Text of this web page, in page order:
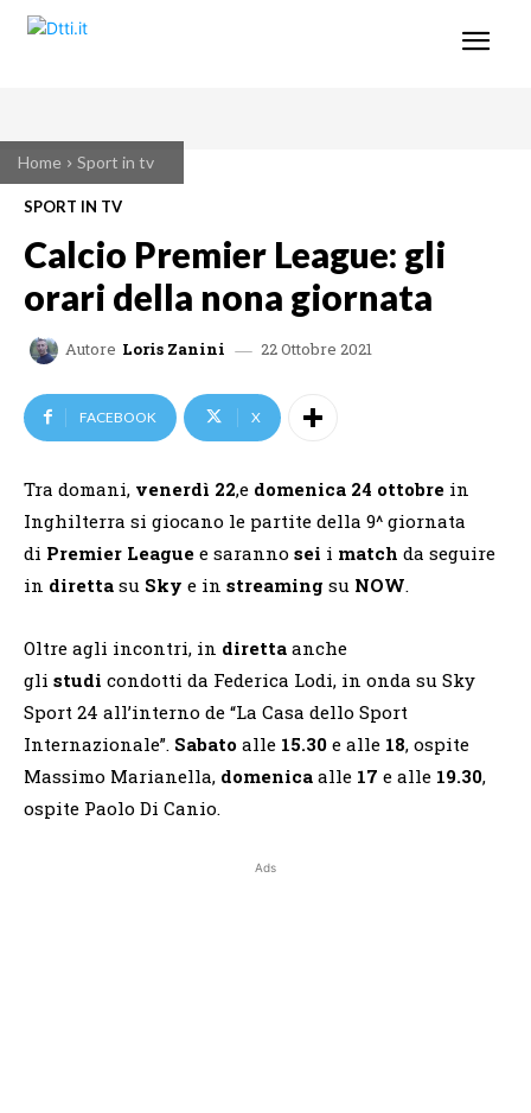
Home Sport in tv
SPORT IN TV
Calcio Premier League: gli
orari della nona giornata
Autore Loris Zanini 22 Ottobre 2021
FACEBOOK X
Tra domani, venerdì 22,e domenica 24 ottobre in
Inghilterra si giocano le partite della 9^ giornata
di Premier League e saranno sei i match da seguire
in diretta su Sky e in streaming su NOW.
Oltre agli incontri, in diretta anche
gli studi condotti da Federica Lodi, in onda su Sky
Sport 24 all’interno de “La Casa dello Sport
Internazionale”. Sabato alle 15.30 e alle 18, ospite
Massimo Marianella, domenica alle 17 e alle 19.30,
ospite Paolo Di Canio.
Ads